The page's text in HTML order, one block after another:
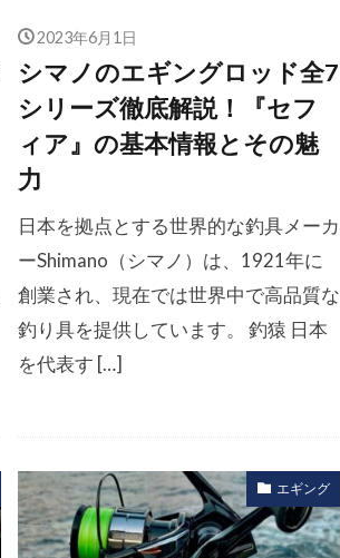
2023年6月1日
シマノのエギングロッド全7
シリーズ徹底解説！『セフ
ィア』の基本情報とその魅
力
日本を拠点とする世界的な釣具メーカ
ーShimano（シマノ）は、1921年に
創業され、現在では世界中で高品質な
釣り具を提供しています。 釣猿 日本
を代表す […]
エギング